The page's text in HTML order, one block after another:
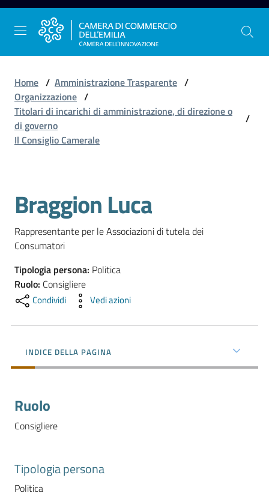
Vai al contenuto
Vai alla navigazione
Vai al footer
La
Camera
dell'Emilia
Gestire
l'impresa
l'impresa
e
il
Tutelare
il
Consumatore
L'impresa
in
Home / Amministrazione Trasparente /
Organizzazione /
Titolari di incarichi di amministrazione, di direzione o
di governo
/
Il Consiglio Camerale
Salta al contenuto
Braggion Luca
Rappresentante per le Associazioni di tutela dei
Consumatori
Tipologia persona: Politica
Ruolo: Consigliere
Condividi Vedi azioni
INDICE DELLA PAGINA
Ruolo
Consigliere
Tipologia persona
Politica